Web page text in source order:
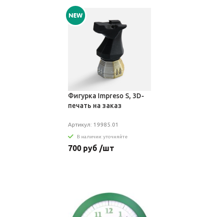
Фигурка Impreso S, 3D-
печать на заказ
Артикул: 19985.01
В наличии: уточняйте
700 руб /шт